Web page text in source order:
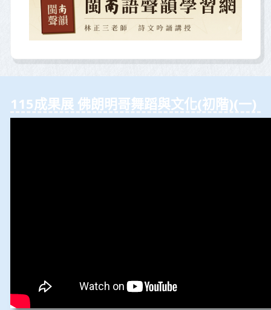
115成果展 佛朗明哥舞蹈與⽂化(初階)(⼀)